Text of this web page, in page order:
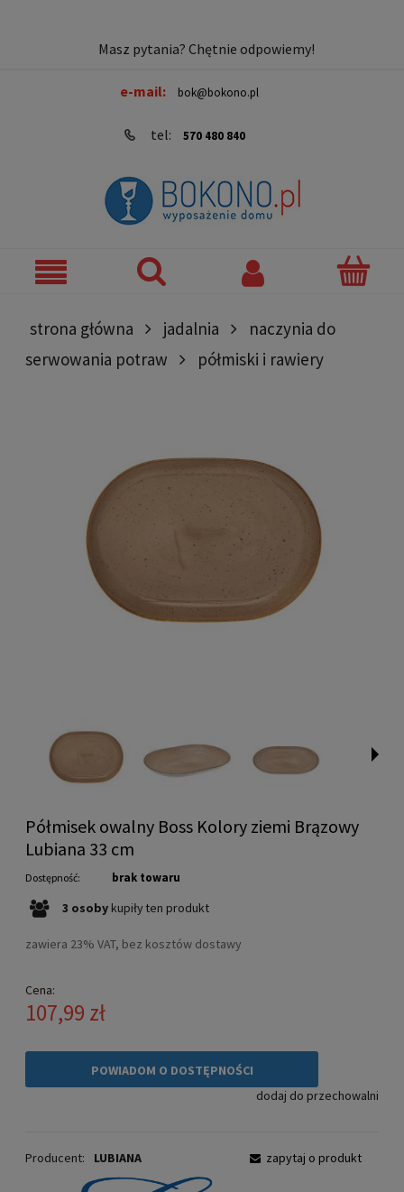
Masz pytania? Chętnie odpowiemy!
e-mail: bok@bokono.pl
tel: 570 480 840
strona główna jadalnia
naczynia do
serwowania potraw
półmiski i rawiery
Półmisek owalny Boss Kolory ziemi Brązowy
Lubiana 33 cm
Dostępność: brak towaru
3 osoby kupiły ten produkt
zawiera 23% VAT, bez kosztów dostawy
Cena:
107,99 zł
POWIADOM O DOSTĘPNOŚCI
dodaj do przechowalni
Producent: LUBIANA zapytaj o produkt